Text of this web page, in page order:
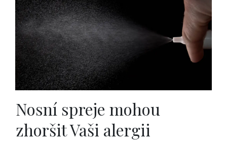
Nosní spreje mohou
zhoršit Vaši alergii